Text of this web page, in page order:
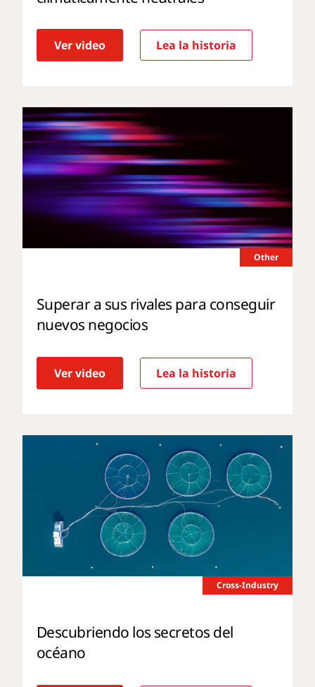
Ver video Lea la historia
Other
Superar a sus rivales para conseguir
nuevos negocios
Ver video Lea la historia
Cross-Industry
Descubriendo los secretos del
océano